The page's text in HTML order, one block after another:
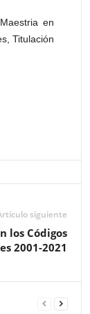
en
Titulación
siguiente
los Códigos
2001-2021